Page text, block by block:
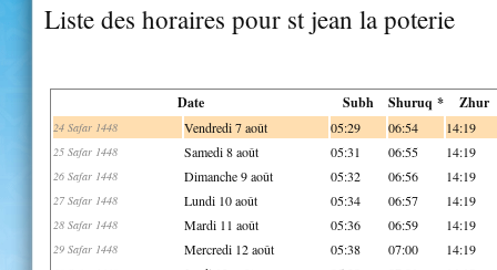
Liste des horaires pour st jean la poterie
Date Subh Shuruq * Zhur
24 Safar 1448 Vendredi 7 août 05:29 06:54 14:19
25 Safar 1448 Samedi 8 août 05:31 06:55 14:19
26 Safar 1448 Dimanche 9 août 05:32 06:56 14:19
27 Safar 1448 Lundi 10 août 05:34 06:57 14:19
28 Safar 1448 Mardi 11 août 05:36 06:59 14:19
29 Safar 1448 Mercredi 12 août 05:38 07:00 14:19